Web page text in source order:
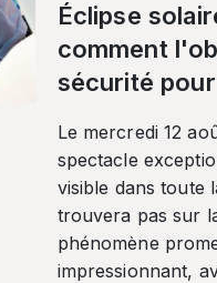
Éclipse
comment
sécurité
Le mercredi 12
spectacle
visible dans toute
trouvera pas sur
phénomène
impressionnant,